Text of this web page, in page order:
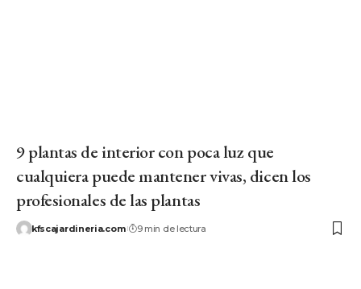
9 plantas de interior con poca luz que
cualquiera puede mantener vivas, dicen los
profesionales de las plantas
kfscajardineria.com 9 min de lectura